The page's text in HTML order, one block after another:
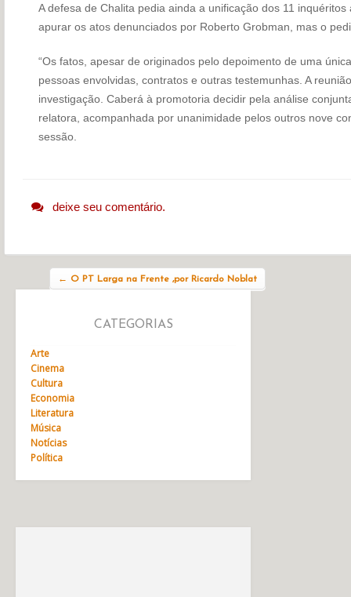
A defesa de Chalita pedia ainda a unificação dos 11
apurar os atos denunciados por Roberto Grobman, mas o
“Os fatos, apesar de originados pelo depoimento de uma
pessoas envolvidas, contratos e outras testemunhas. A
investigação. Caberá à promotoria decidir pela análise
relatora, acompanhada por unanimidade pelos outros nove
sessão.
deixe seu comentário.
← O PT Larga na Frente ,por Ricardo Noblat
CATEGORIAS
Arte
Cinema
Cultura
Economia
Literatura
Música
Notícias
Política